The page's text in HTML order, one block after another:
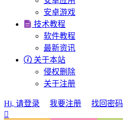
安卓游戏
 技术教程
软件教程
最新资讯
 关于本站
侵权删除
关于注册
Hi, 请登录 我要注册
找回密码
